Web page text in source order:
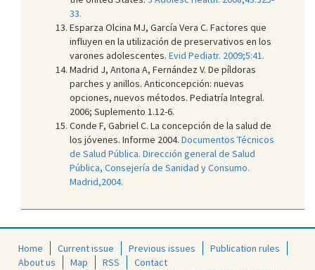
33.
Esparza Olcina MJ, García Vera C. Factores que
influyen en la utilización de preservativos en los
varones adolescentes. Evid Pediatr. 2009;5:41.
Madrid J, Antona A, Fernández V. De píldoras
parches y anillos. Anticoncepción: nuevas
opciones, nuevos métodos. Pediatría Integral.
2006; Suplemento 1.12-6.
Conde F, Gabriel C. La concepción de la salud de
los jóvenes. Informe 2004. Documentos Técnicos
de Salud Pública. Dirección general de Salud
Pública, Consejería de Sanidad y Consumo.
Madrid,2004.
Home Current issue Previous issues
Publication rules
About us
Map RSS Contact